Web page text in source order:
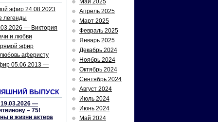
эфир 24.08.2023
легенды
— Виктория
и любви
эфир
аферисту
05.06.2013 —
ВЫПУСК
—
– 75!
в жизни актера
Май 2025
Апрель 2025
Март 2025
Февраль 2025
Январь 2025
Декабрь 2024
Ноябрь 2024
Октябрь 2024
Сентябрь 2024
Август 2024
Июль 2024
Июнь 2024
Май 2024